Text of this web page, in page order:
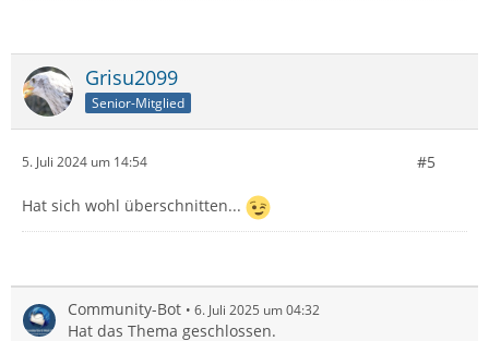
Grisu2099
Senior-Mitglied
5. Juli 2024 um 14:54 #5
Hat sich wohl überschnitten...
Community-Bot 6. Juli 2025 um 04:32
Hat das Thema geschlossen.